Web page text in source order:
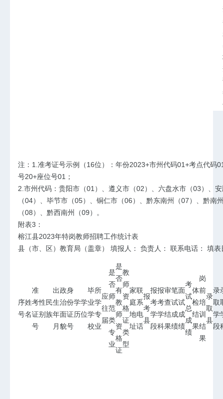
注：1.准考证号示例（16位）：年份2023+市州代码01+考点代码
号20+座位号01；
2.市州代码：贵阳市（01）、遵义市（02）、六盘水市（03）、
（04）、毕节市（05）、铜仁市（06）、黔东南州（07）、黔南
（08）、黔西南州（09）。
附表3：
榕江县2023年特岗教师招聘工作统计表
县（市、区）教育局（盖章） 填报人： 负责人： 联系电话： 填表
序
号
姓
名
准
考
证
号
性
别
民
族
出
生
年
月
政
治
面
貌
身
份
证
号
学
历
学
位
毕
业
学
校
所
学
专
业
应
往
届
是
否
师
范
类
专
业
是
否
有
教
师
资
格
证
教
师
资
格
证
类
型
家
庭
地
址
联
系
电
话
报
考
县
报
考
学
段
报
考
学
科
审
查
结
果
笔
试
成
绩
面
试
成
绩
考
试
总
成
绩
体
检
结
果
岗
前
培
训
结
果
录
取
县
录
取
学
段